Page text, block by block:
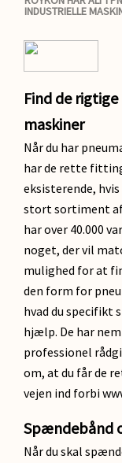
INDUSTRIELLE
Find de
maskiner
Når du har
har de rette
eksisterende,
stort sortiment
har over 40.000
noget, der vil
mulighed for at
den form for
hvad du specifikt
hjælp. De har
professionel
om, at du får de
vejen ind forbi
Spændebånd
Når du skal